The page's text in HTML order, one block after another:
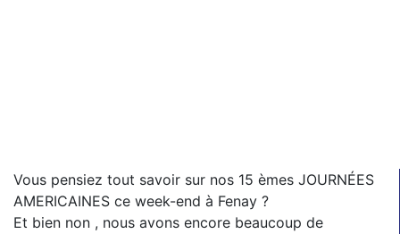
Vous pensiez tout savoir sur nos 15 èmes JOURNÉES
AMERICAINES ce week-end à Fenay ?
Et bien non , nous avons encore beaucoup de